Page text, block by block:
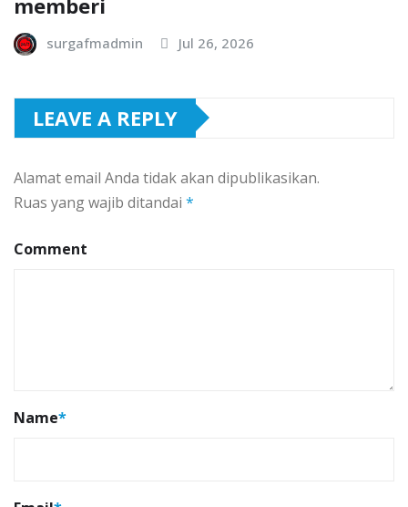
surgafmadmin Jul 26, 2026
LEAVE A REPLY
Alamat email Anda tidak akan dipublikasikan.
Ruas yang wajib ditandai *
Comment
Name*